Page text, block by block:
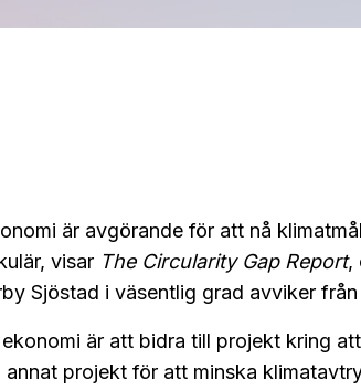
är avgörande för att nå
visar The Circularity Gap Report,
Sjöstad i väsentlig grad avviker
är att bidra till projekt kring
projekt för att minska